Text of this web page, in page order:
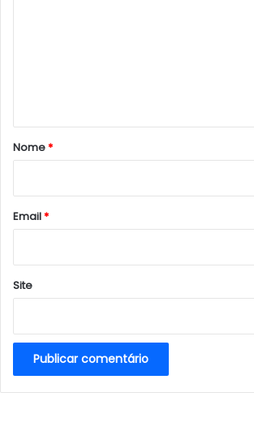
r
*
Nome*
Email*
Site